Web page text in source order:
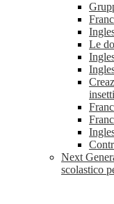
Le
insetti
Next
scolastico